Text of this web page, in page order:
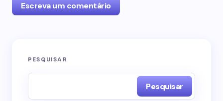
Escreva um comentário
O seu endereço de e-mail não será publicado.
PESQUISAR
Pesquisar